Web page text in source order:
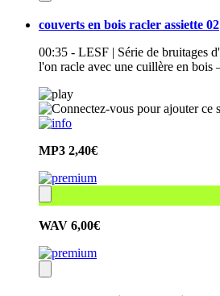
couverts en bois racler assiette 02
00:35 - LESF | Série de bruitages
l'on racle avec une cuillère en
MP3 2,40€
WAV 6,00€